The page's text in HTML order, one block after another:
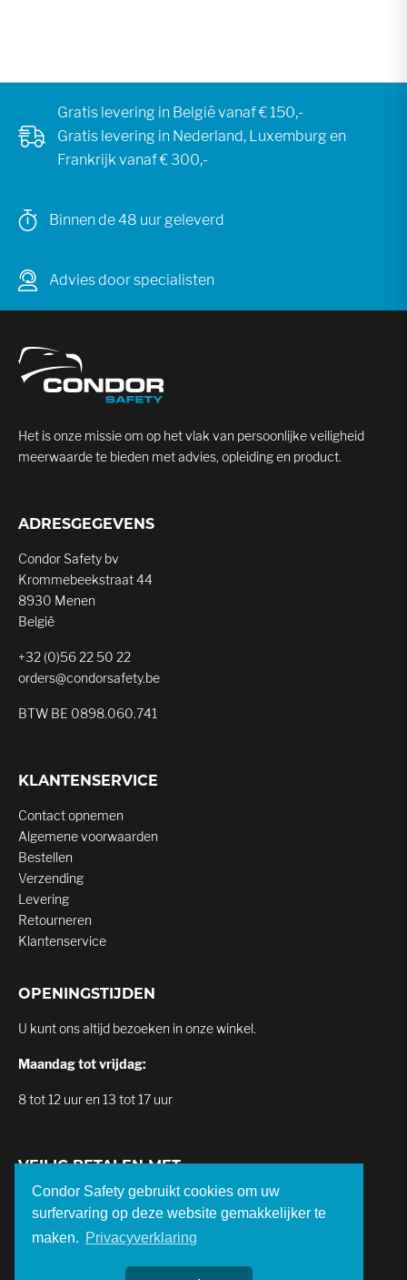
Condor Safety gebruikt cookies om uw
surfervaring op deze website gemakkelijker te
maken. Privacyverklaring
Gratis levering in België vanaf € 150,-
Gratis levering in Nederland, Luxemburg en
Frankrijk vanaf € 300,-
Binnen de 48 uur geleverd
Advies door specialisten
Het is onze missie om op het vlak van persoonlijke veiligheid
meerwaarde te bieden met advies, opleiding en product.
ADRESGEGEVENS
Condor Safety bv
Krommebeekstraat 44
8930 Menen
België
+32 (0)56 22 50 22
orders@condorsafety.be
BTW BE 0898.060.741
KLANTENSERVICE
Contact opnemen
Algemene voorwaarden
Bestellen
Verzending
Levering
Retourneren
Klantenservice
OPENINGSTIJDEN
U kunt ons altijd bezoeken in onze winkel.
Maandag tot vrijdag:
8 tot 12 uur en 13 tot 17 uur
VEILIG BETALEN MET